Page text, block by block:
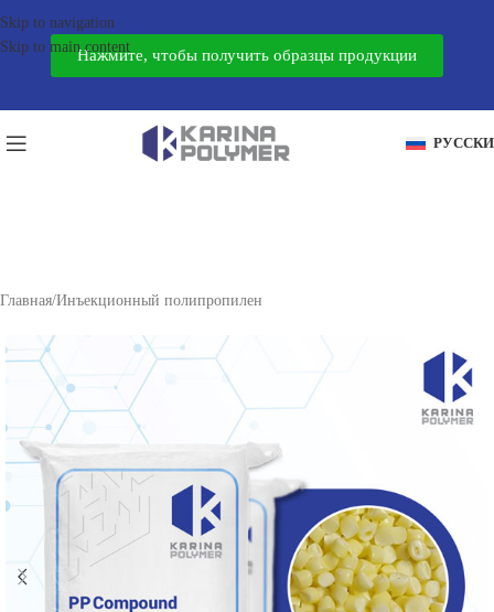
Skip to navigation
Skip to main contentНажмите, чтобы получить образцы продукции
Главная/Инъекционный полипропилен